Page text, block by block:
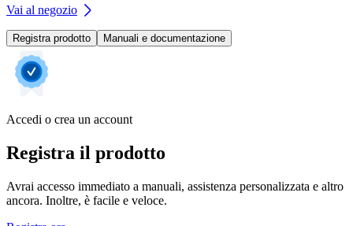
Vai al negozio
Registra prodotto Manuali e documentazione
Accedi o crea un account
Registra il prodotto
Avrai accesso immediato a manuali, assistenza personalizzata e altro
ancora. Inoltre, è facile e veloce.